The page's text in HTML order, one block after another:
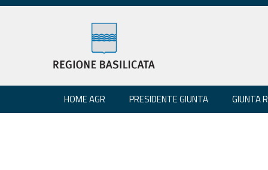
HOME AGR PRESIDENTE GIUNTA GIUNTA